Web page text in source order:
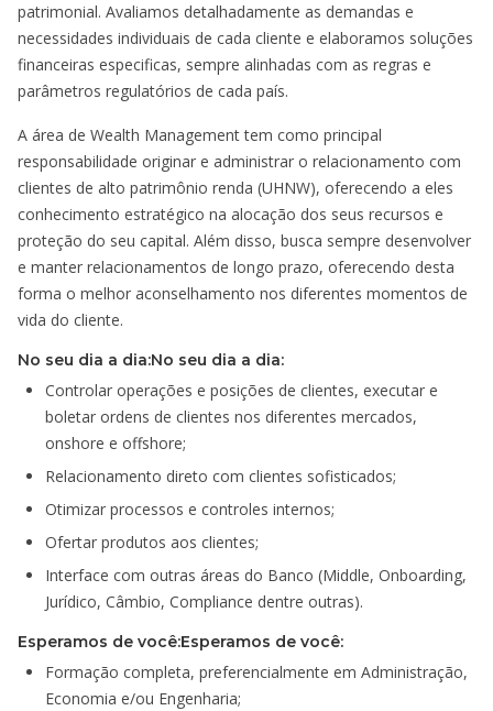
patrimonial. Avaliamos detalhadamente as demandas e
necessidades individuais de cada cliente e elaboramos soluções
financeiras especificas, sempre alinhadas com as regras e
parâmetros regulatórios de cada país.
A área de Wealth Management tem como principal
responsabilidade originar e administrar o relacionamento com
clientes de alto patrimônio renda (UHNW), oferecendo a eles
conhecimento estratégico na alocação dos seus recursos e
proteção do seu capital. Além disso, busca sempre desenvolver
e manter relacionamentos de longo prazo, oferecendo desta
forma o melhor aconselhamento nos diferentes momentos de
vida do cliente.
No seu dia a dia:No seu dia a dia:
Controlar operações e posições de clientes, executar e
boletar ordens de clientes nos diferentes mercados,
onshore e offshore;
Relacionamento direto com clientes sofisticados;
Otimizar processos e controles internos;
Ofertar produtos aos clientes;
Interface com outras áreas do Banco (Middle, Onboarding,
Jurídico, Câmbio, Compliance dentre outras).
Esperamos de você:Esperamos de você:
Formação completa, preferencialmente em Administração,
Economia e/ou Engenharia;